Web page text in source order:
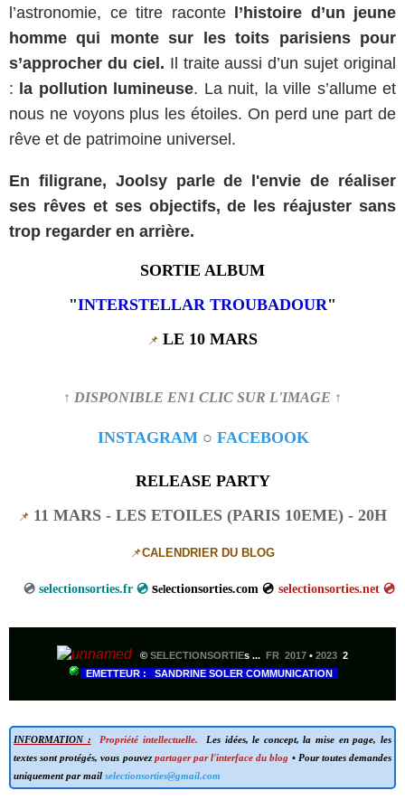
l’astronomie, ce titre racontel’histoire d’un jeune
homme qui monte sur les toits parisiens pour
s’approcher du ciel. Il traite aussi d’un sujet original
: la pollution lumineuse. La nuit, la ville s’allume et
nous ne voyons plus les étoiles. On perd une part de
rêve et de patrimoine universel.
En filigrane, Joolsy parle de l'envie de réaliser
ses rêves et ses objectifs, de les réajuster sans
trop regarder en arrière.
SORTIE ALBUM
"INTERSTELLAR TROUBADOUR"
📌 LE 10 MARS
↑ DISPONIBLE EN1 CLIC SUR L'IMAGE ↑
INSTAGRAM○ FACEBOOK
RELEASE PARTY
📌 11 MARS - LES ETOILES (PARIS 10EME) - 20H
📌CALENDRIER DU BLOG
💿 selectionsorties.fr 💿 selectionsorties.com 💿 selectionsorties.net💿
© SELECTIONSORTIEs ... FR 2017 • 2023 2
EMETTEUR : SANDRINE SOLER COMMUNICATION
INFORMATION : Propriété intellectuelle.
Les idées, le concept, la mise en page, les
textes sont protégés, vous pouvez partager par l'interface du blog • Pour toutes demandes
uniquement par mail selectionsorties@gmail.com